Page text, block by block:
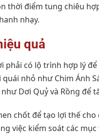
điểm tung chiêu
nhạy.
quả
có lộ trình hợp lý
nhỏ như Chim Ánh
Dơi Quỷ và Rồng để
chốt để tạo lợi thế
việc kiểm soát các mục